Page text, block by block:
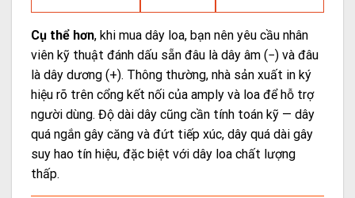
Cụ thể hơn, khi mua dây loa, bạn nên yêu cầu nhân
viên kỹ thuật đánh dấu sẵn đâu là dây âm (−) và đâu
là dây dương (+). Thông thường, nhà sản xuất in ký
hiệu rõ trên cổng kết nối của amply và loa để hỗ trợ
người dùng. Độ dài dây cũng cần tính toán kỹ — dây
quá ngắn gây căng và đứt tiếp xúc, dây quá dài gây
suy hao tín hiệu, đặc biệt với dây loa chất lượng
thấp.